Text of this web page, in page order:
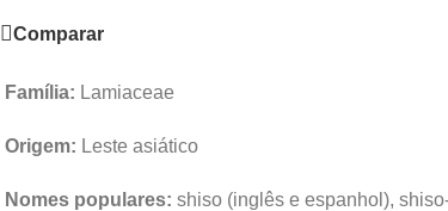
Comparar
Família: Lamiaceae
Origem: Leste asiático
Nomes populares: shiso (inglês e espanhol),